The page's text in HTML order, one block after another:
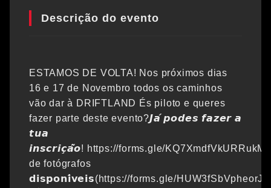
Descrição do evento
ESTAMOS DE VOLTA! Nos próximos dias
16 e 17 de Novembro todos os caminhos
vão dar à DRIFTLAND És piloto e queres
fazer parte deste evento?𝙅𝙖́ 𝙥𝙤𝙙𝙚𝙨 𝙛𝙖𝙯𝙚𝙧 𝙖
𝙩𝙪𝙖
𝙞𝙣𝙨𝙘𝙧𝙞𝙘̧𝙖̃𝙤! https://forms.gle/
de fotógrafos
𝗱𝗶𝘀𝗽𝗼𝗻𝗶́𝘃𝗲𝗶𝘀(https://forms.gle/